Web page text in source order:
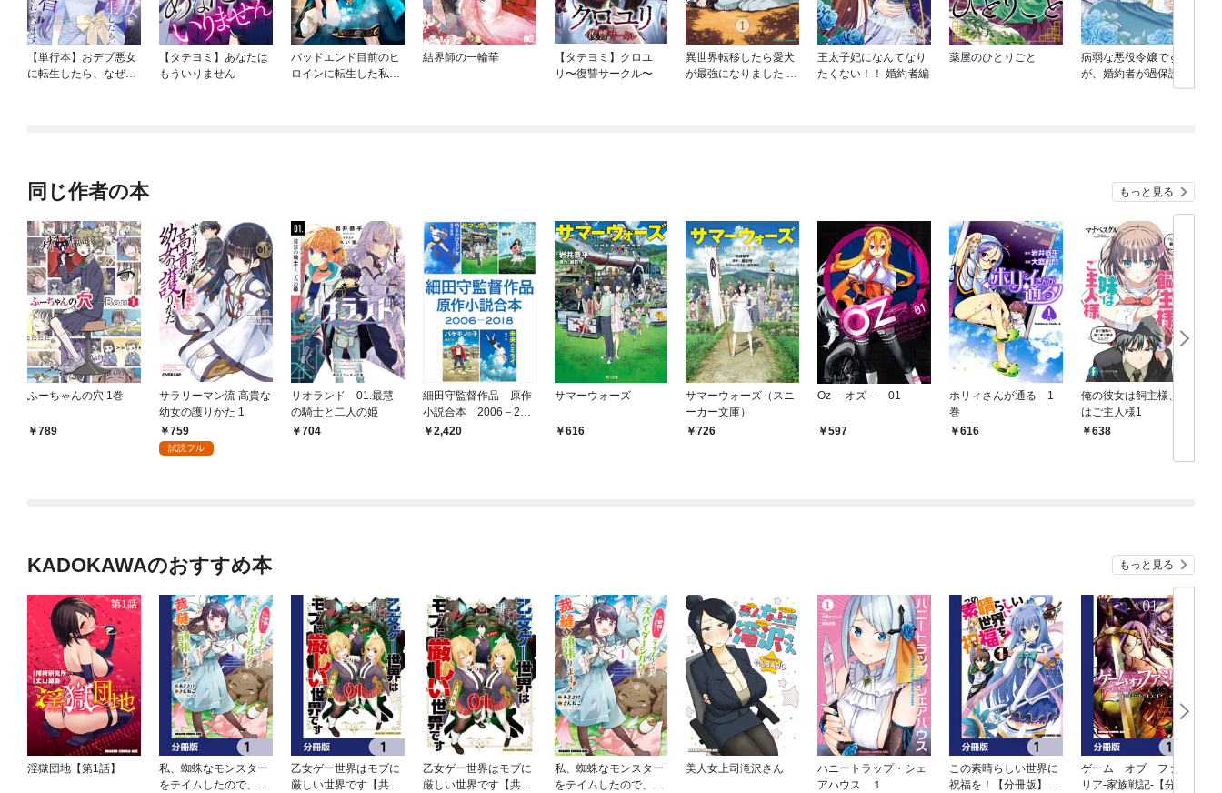
【単行本】おデブ悪女
に転生したら、なぜか
【タテヨミ】あなたは
もういりません
バッドエンド目前のヒ
ロインに転生した私、
結界師の一輪華
【タテヨミ】クロユ
リ〜復讐サークル〜
異世界転移したら愛犬
が最強になりました ～
王太子妃になんてなり
たくない！！ 婚約者編
薬屋のひとりごと
病弱な悪役令嬢です
が、婚約者が過保護す
ぎて逃げ出したい(私た
同じ作者の本 もっと見る
ふーちゃんの穴 1巻
789
サラリーマン流 高貴な
幼女の護りかた 1
759
試読フル
リオランド 01.最慧
の騎士と二人の姫
704
細田守監督作品 原作
小説合本 2006－201
8 2,420
サマーウォーズ
616
サマーウォーズ（スニ
ーカー文庫）
726
Oz －オズ－ 01
597
ホリィさんが通る 1
巻
616
俺の彼女は飼主様、妹
はご主人様1
638
KADOKAWAのおすすめ本 もっと見る
淫獄団地【第1話】
私、蜘蛛なモンスター
をテイムしたので、ス
乙女ゲー世界はモブに
厳しい世界です【共和
乙女ゲー世界はモブに
厳しい世界です【共和
私、蜘蛛なモンスター
をテイムしたので、ス
美人女上司滝沢さん
ハニートラップ・シェ
アハウス １
この素晴らしい世界に
祝福を！【分冊版】
ゲーム オブ ファミ
リア-家族戦記-【分冊